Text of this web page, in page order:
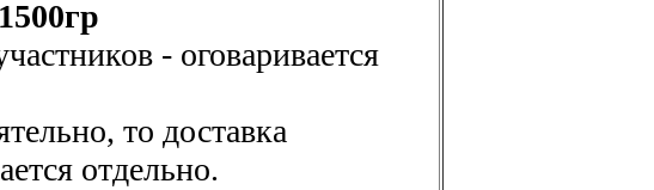
- оговаривается
то доставка
отдельно.